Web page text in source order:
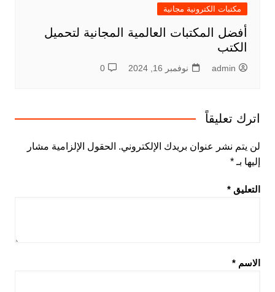
مكتبات الكترونية مجانية
أفضل المكتبات العالمية المجانية لتحميل
الكتب
admin نوفمبر 16, 2024 0
اترك تعليقاً
لن يتم نشر عنوان بريدك الإلكتروني. الحقول الإلزامية مشار
إليها بـ *
التعليق *
الاسم *